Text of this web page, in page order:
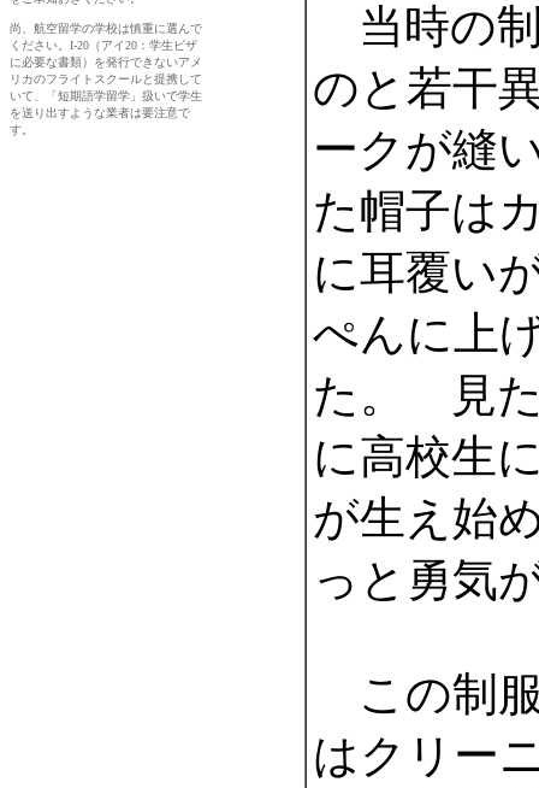
当時の
のと若干
ークが縫
た帽子は
に耳覆い
ぺんに上
た。 見た
に高校生
が生え始
っと勇気
この制
はクリー